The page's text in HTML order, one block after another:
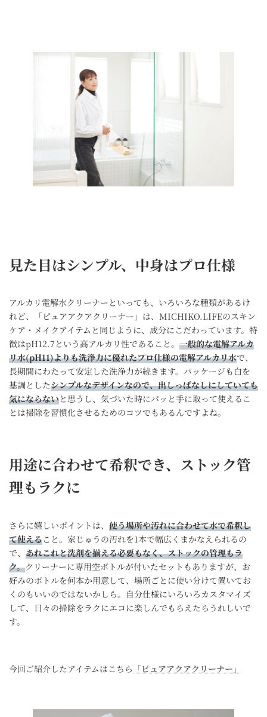
見た目はシンプル、中身はプロ仕様
アルカリ電解水クリーナーといっても、いろいろな種類があるけ
れど、「ピュアアクアクリーナー」は、MICHIKO.LIFEのスキン
ケア・メイクアイテムと同じように、成分にこだわっています。特
徴はpH12.7という高アルカリ性であること。 一般的な電解アルカ
リ水(pH11)よりも洗浄力に優れたプロ仕様の電解アルカリ水で、
長期間にわたって安定した洗浄力が続きます。パッケージも白を
基調としたシンプルなデザインなので、出しっぱなしにしていても
気にならないと思うし、気づいた時にパッと手に取って使えるこ
とは掃除を習慣化させるためのコツでもあるんですよね。
用途に合わせて希釈でき、 ストック管
理もラクに
さらに嬉しいポイントは、 使う場所や汚れに合わせて水で希釈し
て使えること。家じゅうの汚れを1本で幅広くまかなえられるの
で、 あれこれと洗剤を揃える必要もなく、ストックの管理もラ
ク。クリーナーに専用空ボトルが付いたセットもありますが、お
好みのボトルを何本か用意して、場所ごとに使い分けて置いてお
くのもいいのではないかしら。自分仕様にいろいろカスタマイズ
して、日々の掃除をラクにエコに楽しんでもらえたらうれしいで
す。
今回ご紹介したアイテムはこちら 「ピュアアクアクリーナー」